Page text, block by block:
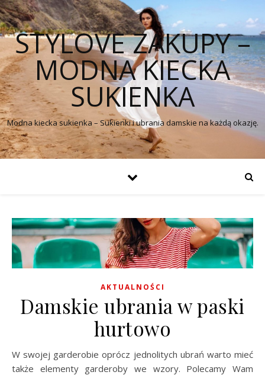
STYLOVE ZAKUPY –
MODNA KIECKA
SUKIENKA
Modna kiecka sukienka – Sukienki i ubrania damskie na każdą okazję.
AKTUALNOŚCI
Damskie ubrania w paski
hurtowo
W swojej garderobie oprócz jednolitych ubrań warto mieć
także elementy garderoby we wzory. Polecamy Wam